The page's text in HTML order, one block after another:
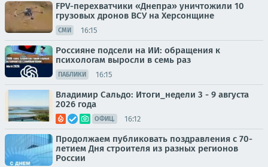
FPV-перехватчики «Днепра» уничтожили 10
грузовых дронов ВСУ на Херсонщине
СМИ 16:15
Россияне подсели на ИИ: обращения к
психологам выросли в семь раз
ПАБЛИКИ 16:15
Владимир Сальдо: Итоги_недели 3 - 9 августа
2026 года
ОФИЦ. 16:12
Продолжаем публиковать поздравления с 70-
летием Дня строителя из разных регионов
России